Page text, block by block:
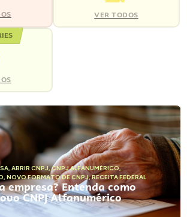
VER TODOS
, ABRIR CNPJ,CNPJ ALFANUMÉRICO,
, NOVO FORMATO DE CNPJ,RECEITA FEDERAL
empresa? Entenda como
CNPJ Alfanumérico